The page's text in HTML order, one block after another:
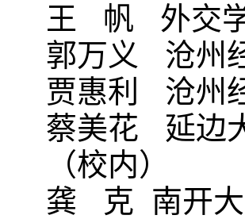
王 帆 外交
郭万义 沧州
贾惠利 沧州
蔡美花 延边
（校内）
龚 克 南开大